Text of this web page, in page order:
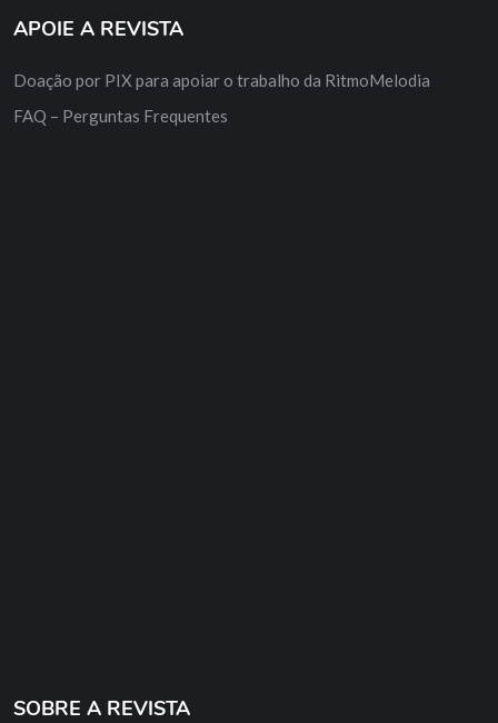
APOIE A REVISTA
Doação por PIX para apoiar o trabalho da RitmoMelodia
FAQ – Perguntas Frequentes
SOBRE A REVISTA